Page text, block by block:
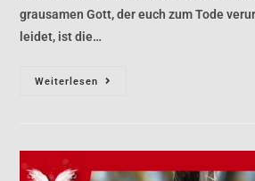
grausamen Gott, der euch zum Tode
leidet, ist die…
Weiterlesen